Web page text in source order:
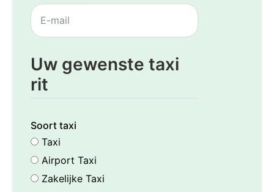
Uw gewenste taxi
rit
Soort taxi
Taxi
Airport Taxi
Zakelijke Taxi